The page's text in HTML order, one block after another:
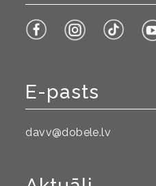
E-pasts
davv@dobele.lv